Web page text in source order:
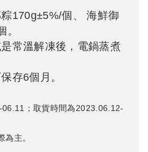
粽170g±5%/個、 海鮮御
。
是常溫解凍後，電鍋蒸煮
存6個月。
；取貨時間為2023.06.12-
主。